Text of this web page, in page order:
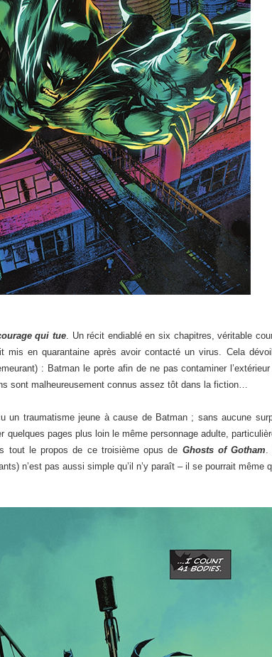
qui tue. Un récit endiablé en six chapitres, véritable
en quarantaine après avoir contacté un virus. Cela
: Batman le porte afin de ne pas contaminer
sont malheureusement connus assez tôt dans la fiction…
traumatisme jeune à cause de Batman ; sans aucune
quelques pages plus loin le même personnage adulte,
tout le propos de ce troisième opus de Ghosts of Gotham.
n’est pas aussi simple qu’il n’y paraît – il se pourrait même